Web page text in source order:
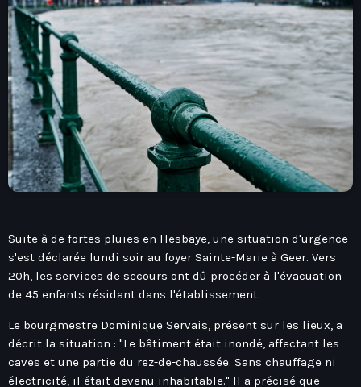
play_arrow Seven Ile-De-France
Love Like Fun
News
keyboard_arrow_down
Auvergne-Rhône-Alpes
Bretagne
Centre-Val De Loire
Grand-Est
Hauts-De-France
Mixstation
L’équipe
Contact
Contacts
Suite à de fortes pluies en Hesbaye, une situation d'urgence
s'est déclarée lundi soir au foyer Sainte-Marie à Geer. Vers
20h, les services de secours ont dû procéder à l'évacuation
de 45 enfants résidant dans l'établissement.
Le bourgmestre Dominique Servais, présent sur les lieux, a
décrit la situation : "Le bâtiment était inondé, affectant les
caves et une partie du rez-de-chaussée. Sans chauffage ni
électricité, il était devenu inhabitable." Il a précisé que